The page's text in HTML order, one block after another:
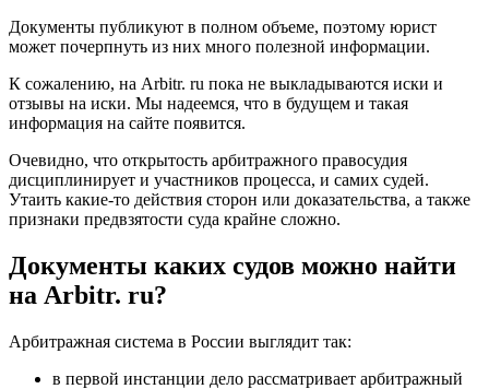
Документы публикуют в полном объеме, поэтому юрист
может почерпнуть из них много полезной информации.
К сожалению, на Arbitr. ru пока не выкладываются иски и
отзывы на иски. Мы надеемся, что в будущем и такая
информация на сайте появится.
Очевидно, что открытость арбитражного правосудия
дисциплинирует и участников процесса, и самих судей.
Утаить какие-то действия сторон или доказательства, а также
признаки предвзятости суда крайне сложно.
Документы каких судов можно найти
на Arbitr. ru?
Арбитражная система в России выглядит так:
в первой инстанции дело рассматривает арбитражный